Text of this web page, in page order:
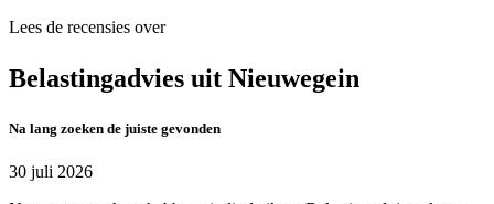
Lees de recensies over
Belastingadvies uit Nieuwegein
Na lang zoeken de juiste gevonden
30 juli 2026